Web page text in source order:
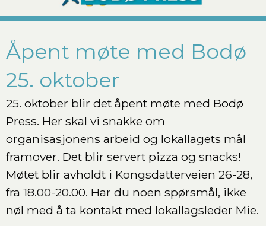
Åpent møte med Bodø
25. oktober
25. oktober blir det åpent møte med Bodø
Press. Her skal vi snakke om
organisasjonens arbeid og lokallagets mål
framover. Det blir servert pizza og snacks!
Møtet blir avholdt i Kongsdatterveien 26-28,
fra 18.00-20.00. Har du noen spørsmål, ikke
nøl med å ta kontakt med lokallagsleder Mie.